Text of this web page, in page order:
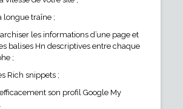
longue traîne ;
les informations d’une page et
balises Hn descriptives entre chaque
;
Rich snippets ;
son profil Google My